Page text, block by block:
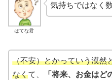
はてな君
気持ちではなく
（不安）とかっていう漠然
なくて、
「将来、お金はど